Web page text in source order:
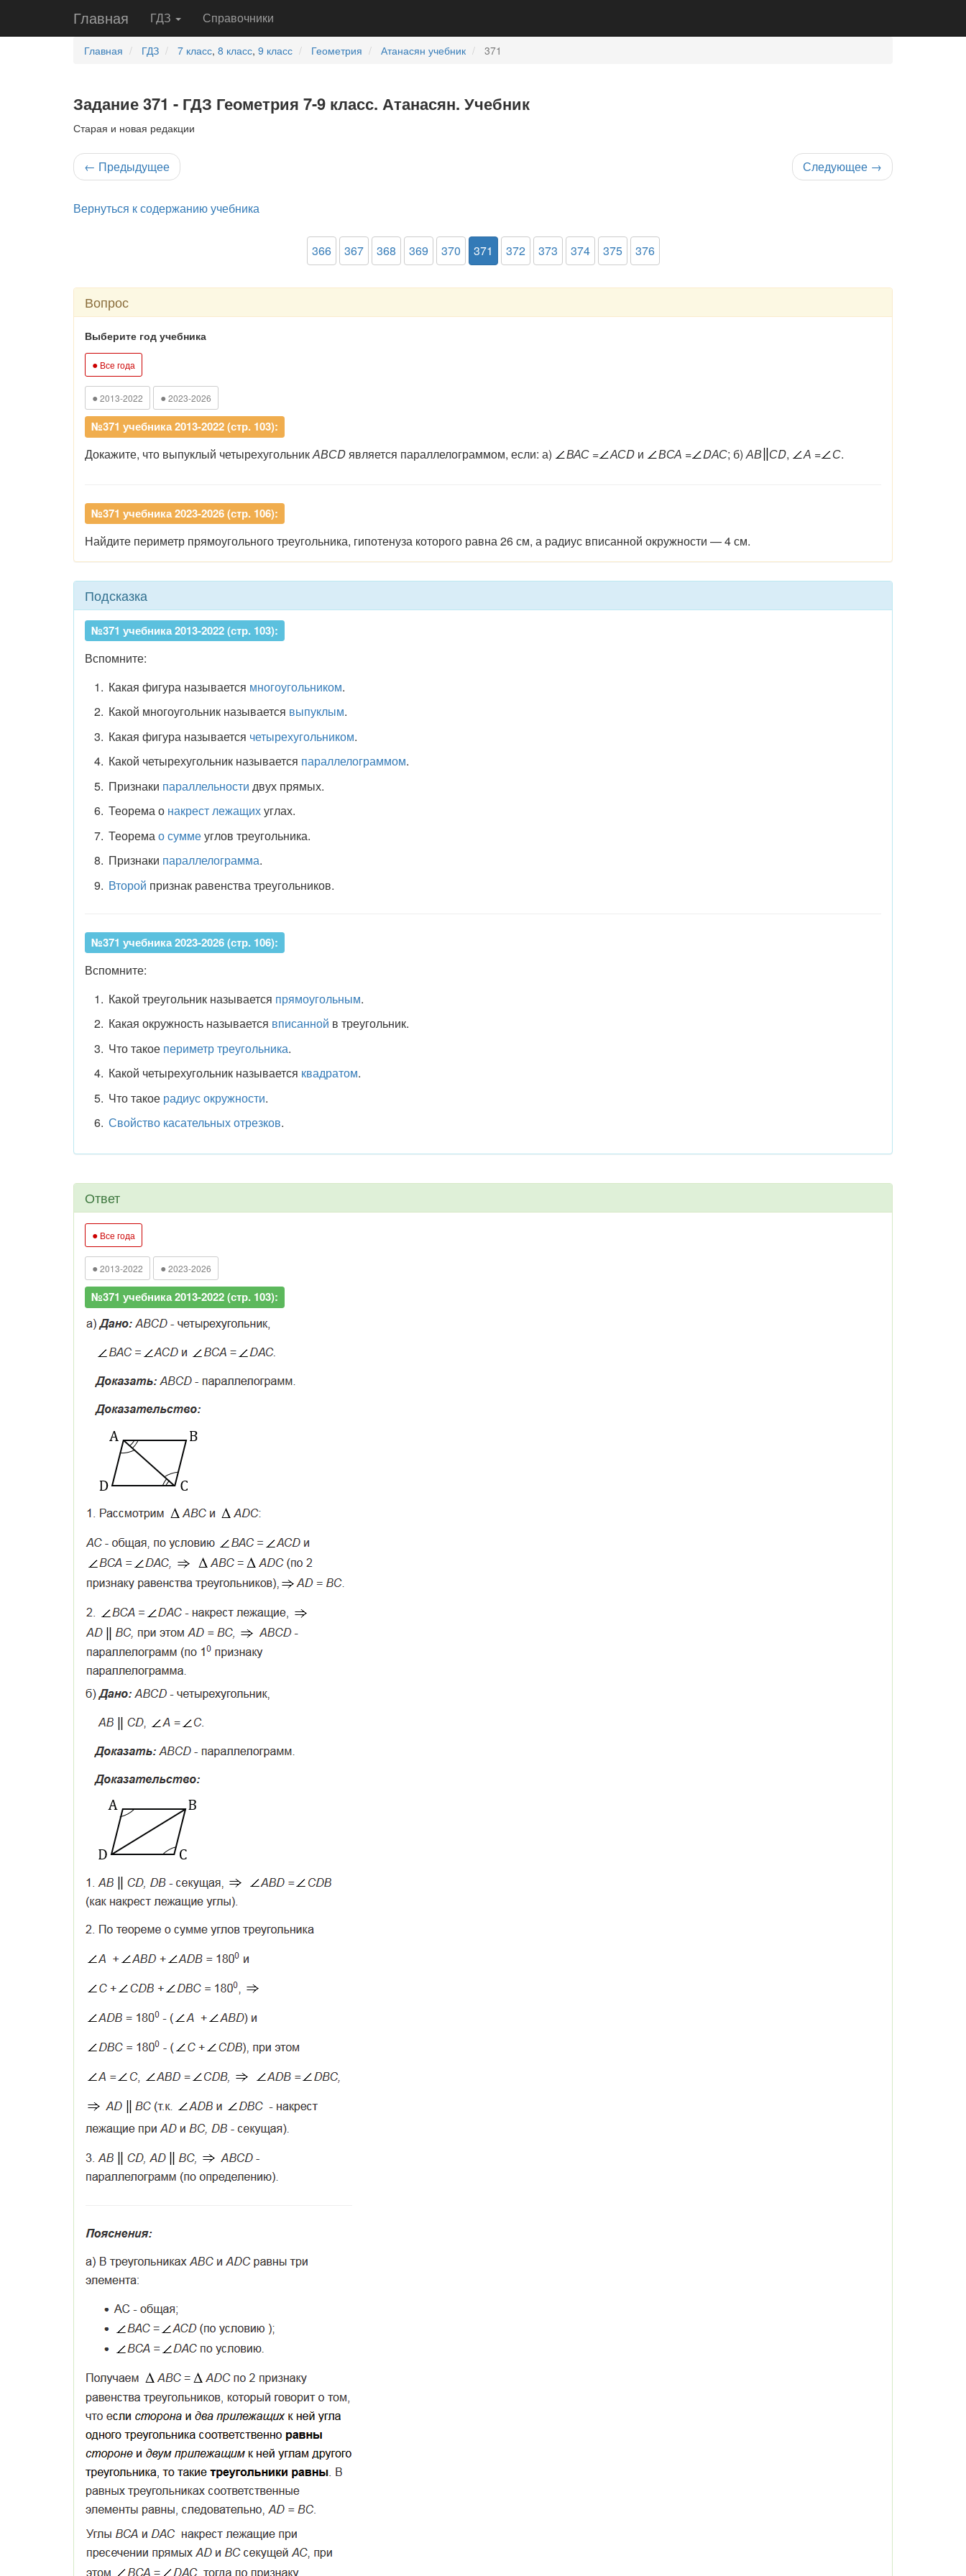
Главная ГДЗ Справочники
Главная ГДЗ 7 класс, 8 класс, 9 класс Геометрия Атанасян учебник 371
Задание 371 - ГДЗ Геометрия 7-9 класс. Атанасян. Учебник
Старая и новая редакции
← Предыдущее Следующее →
Вернуться к содержанию учебника
366 367 368 369 370 371 372 373 374 375 376
Вопрос
Выберите год учебника
● Все года
● 2013-2022 ● 2023-2026
№371 учебника 2013-2022 (стр. 103):
Докажите, что выпуклый четырехугольникАВСDявляется параллелограммом, если: а) ВАС = АСD и ВСА = DАС; б)АВ СD, А = С.
№371 учебника 2023-2026 (стр. 106):
Найдите периметр прямоугольноготреугольника, гипотенуза которого равна 26см, а радиус вписанной окружности — 4см.
Подсказка
№371 учебника 2013-2022 (стр. 103):
Вспомните:
Какая фигура называется многоугольником.
Какой многоугольник называется выпуклым.
Какая фигура называется четырехугольником.
Какой четырехугольник называется параллелограммом.
Признаки параллельности двух прямых.
Теорема о накрест лежащихуглах.
Теоремао суммеуглов треугольника.
Признаки параллелограмма.
Второй признак равенства треугольников.
№371 учебника 2023-2026 (стр. 106):
Вспомните:
Какой треугольник называется прямоугольным.
Какая окружность называется вписанной в треугольник.
Что такое периметр треугольника.
Какой четырехугольник называется квадратом.
Что такое радиус окружности.
Свойство касательных отрезков.
Ответ
● Все года
● 2013-2022 ● 2023-2026
№371 учебника 2013-2022 (стр. 103):